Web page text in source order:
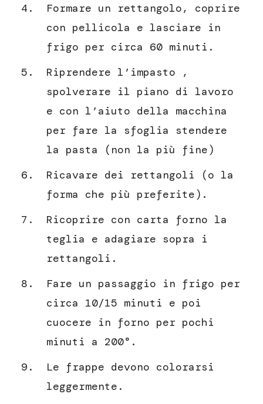
Formare un rettangolo, coprire
con pellicola e lasciare in
frigo per circa 60 minuti.
Riprendere l’impasto ,
spolverare il piano di lavoro
e con l’aiuto della macchina
per fare la sfoglia stendere
la pasta (non la più fine)
Ricavare dei rettangoli (o la
forma che più preferite).
Ricoprire con carta forno la
teglia e adagiare sopra i
rettangoli.
Fare un passaggio in frigo per
circa 10/15 minuti e poi
cuocere in forno per pochi
minuti a 200°.
Le frappe devono colorarsi
leggermente.